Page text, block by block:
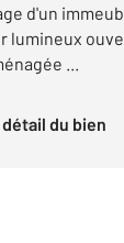
d'un
lumineux
...
détail du bien